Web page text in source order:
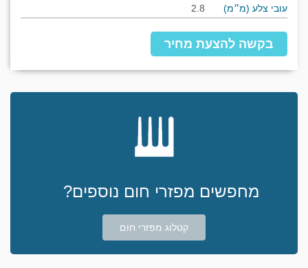
עובי צלע (מ״מ)
2.8
בקשה להצעת מחיר
מחפשים מפזרי חום נוספים?
קטלוג מפזרי חום